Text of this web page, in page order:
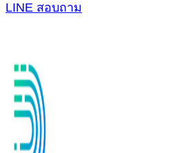
LINE สอบถาม